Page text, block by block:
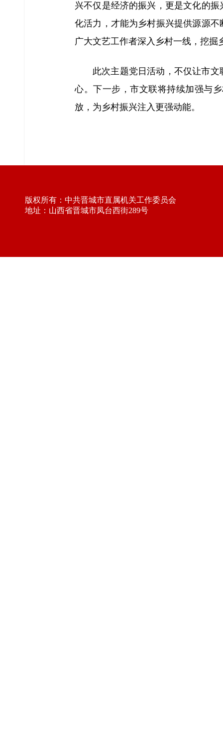
兴不仅是经济的振兴，更是文化的
化活力，才能为乡村振兴提供源源
广大文艺工作者深入乡村一线，挖
此次主题党日活动，不仅让市
心。下一步，市文联将持续加强与
放，为乡村振兴注入更强动能。
版权所有：中共晋城市直属机关工作委员会
地址：山西省晋城市凤台西街289号